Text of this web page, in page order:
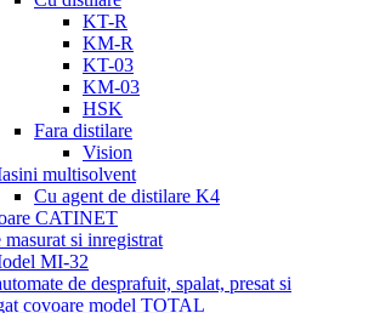
KT-R
KM-R
KT-03
KM-03
HSK
Fara distilare
Vision
multisolvent
Cu agent de distilare K4
CATINET
masurat si inregistrat
MI-32
de desprafuit, spalat, presat si
covoare model TOTAL